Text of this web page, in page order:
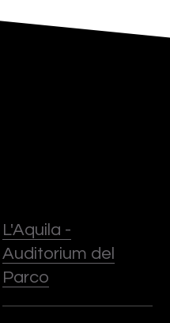
L'Aquila -
Auditorium del
Parco